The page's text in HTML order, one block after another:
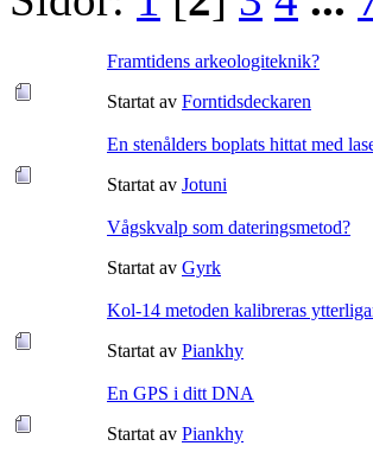
Framtidens arkeologiteknik?
Startat av Forntidsdeckaren
En stenålders boplats hittat med
Startat av Jotuni
Vågskvalp som dateringsmetod?
Startat av Gyrk
Kol-14 metoden kalibreras
Startat av Piankhy
En GPS i ditt DNA
Startat av Piankhy